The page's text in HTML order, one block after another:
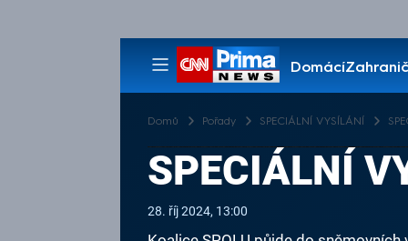
Domácí
Pořady
Domů Pořady SPECIÁLNÍ VYSÍLÁNÍ
SPECIÁLNÍ
28. říj 2024, 13:00